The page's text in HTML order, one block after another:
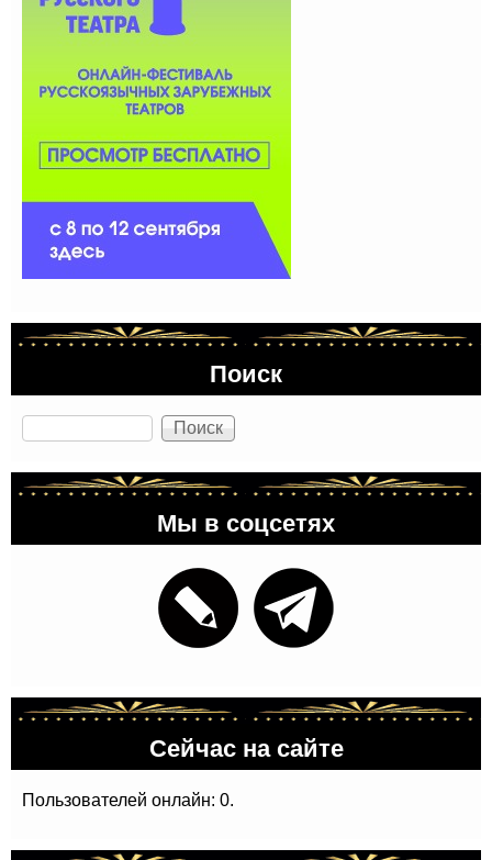
Поиск
Поиск
Мы в соцсетях
Сейчас на сайте
Пользователей онлайн: 0.